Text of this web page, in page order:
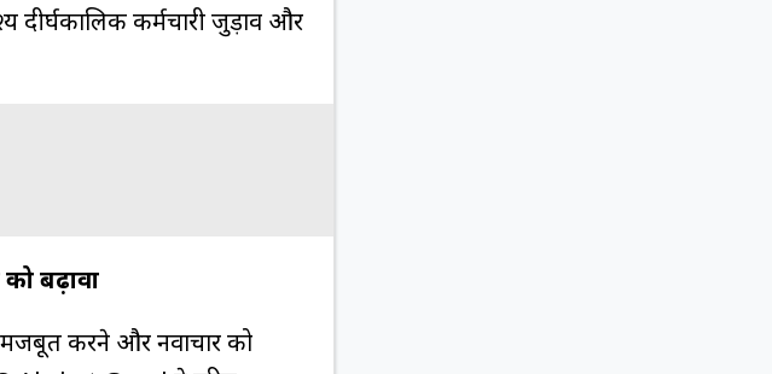
दीर्घकालिक कर्मचारी जुड़ाव और
बढ़ावा
मजबूत करने और नवाचार को